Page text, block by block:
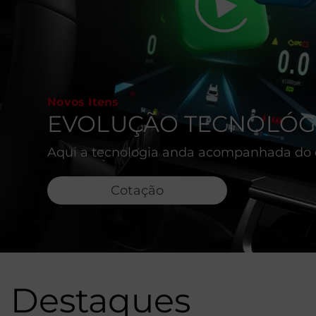
Novos Itens
EVOLUÇÃO
Aqui a tecnologia anda acompanhada do
Cotação
Destaques